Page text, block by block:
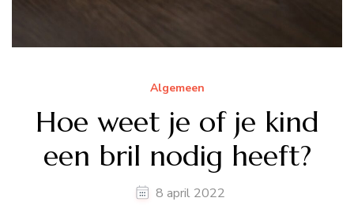
Algemeen
Hoe weet je of je kind
een bril nodig heeft?
8 april 2022